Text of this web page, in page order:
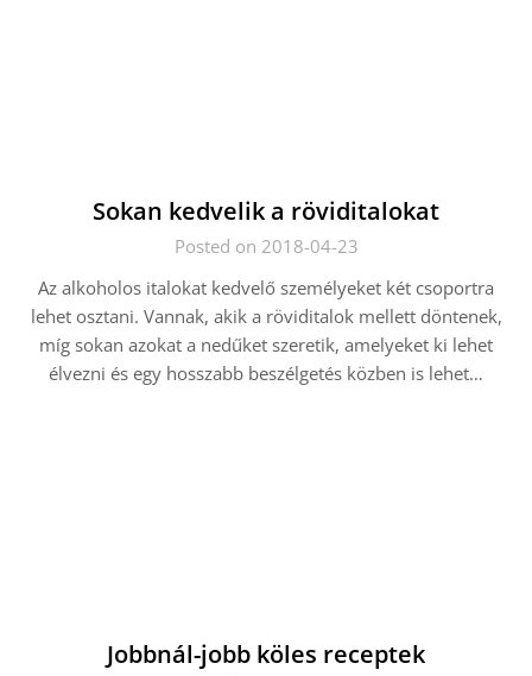
Sokan kedvelik a röviditalokat
Posted on 2018-04-23
Az alkoholos italokat kedvelő személyeket két csoportra
lehet osztani. Vannak, akik a röviditalok mellett döntenek,
míg sokan azokat a nedűket szeretik, amelyeket ki lehet
élvezni és egy hosszabb beszélgetés közben is lehet…
Jobbnál-jobb köles receptek